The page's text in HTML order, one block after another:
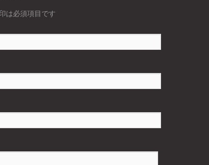
印は必須項目です